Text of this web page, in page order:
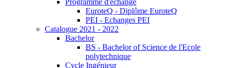
Programme d'échange
EuroteQ - Diplôme EuroteQ
PEI - Echanges PEI
Catalogue 2021 - 2022
Bachelor
BS - Bachelor of Science de l'Ecole
polytechnique
Cycle Ingénieur